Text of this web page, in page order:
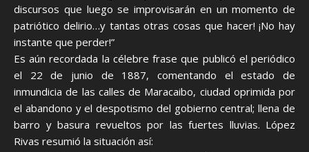
discursos que luego se improvisarán en un momento de
patriótico delirio…y tantas otras cosas que hacer! ¡No hay
instante que perder!”
Es aún recordada la célebre frase que publicó el periódico
el 22 de junio de 1887, comentando el estado de
inmundicia de las calles de Maracaibo, ciudad oprimida por
el abandono y el despotismo del gobierno central; llena de
barro y basura revueltos por las fuertes lluvias. López
Rivas resumió la situación así: